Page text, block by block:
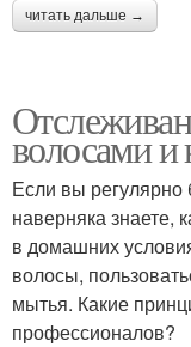
читать дальше →
волосами и
Если вы регулярно
наверняка знаете,
в домашних
волосы,
мытья. Какие
профессионалов?